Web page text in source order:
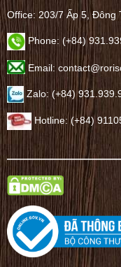
Office: 203/7 Ấp 5, Đông
Phone: (+84)
Email:
Zalo: (+84)
Hotline: (+84)